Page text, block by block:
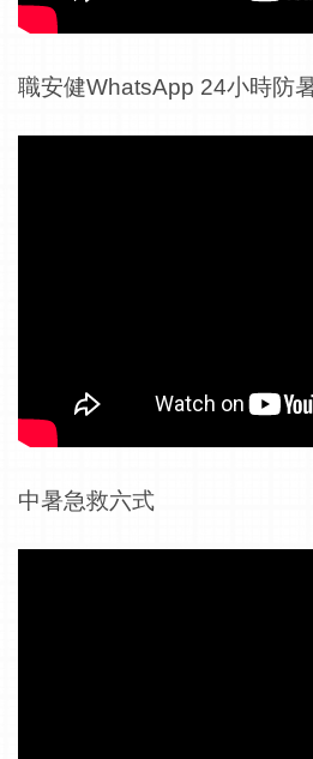
職安健WhatsApp 24小時防
中暑急救六式